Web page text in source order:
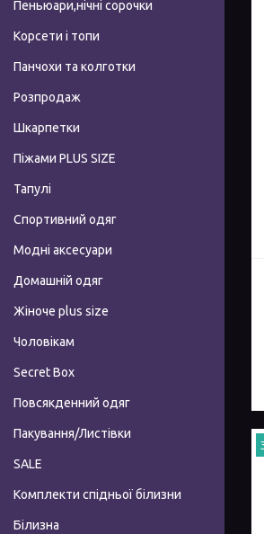
Пеньюари,нічні сорочки
Корсети і топи
Панчохи та колготки
Розпродаж
Шкарпетки
Піжами PLUS SIZE
Тапулі
Спортивний одяг
Модні аксесуари
Домашній одяг
Жіноче plus size
Чоловікам
Secret Box
Повсякденний одяг
Пакування/Листівки
SALE
Комплекти спідньої білизни
Білизна